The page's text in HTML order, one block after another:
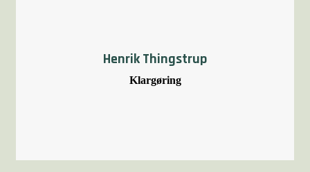
Henrik Thingstrup
Klargøring